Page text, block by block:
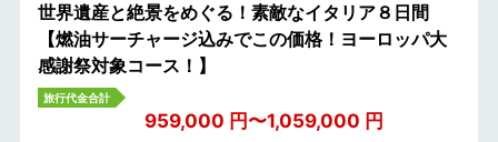
世界遺産と絶景をめぐる！素敵なイタリア８日間
【燃油サーチャージ込みでこの価格！ヨーロッパ大
感謝祭対象コース！】
旅行代金合計
959,000 円〜1,059,000 円